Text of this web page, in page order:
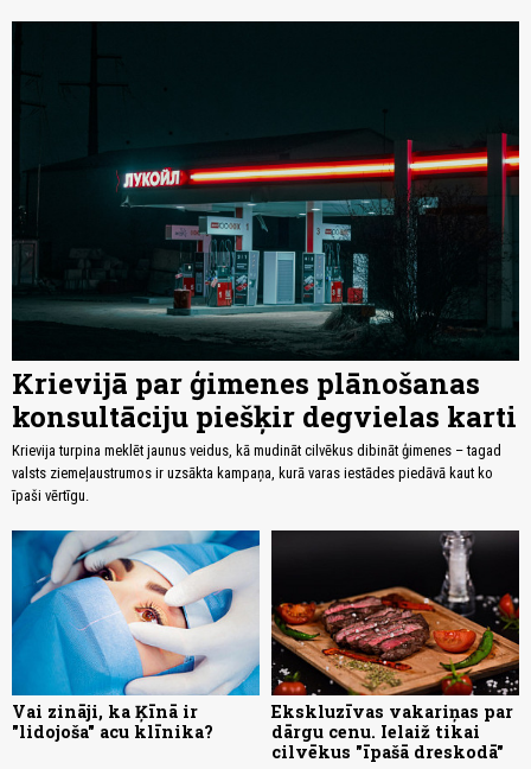
Krievijā par ģimenes plānošanas
konsultāciju piešķir degvielas karti
Krievija turpina meklēt jaunus veidus, kā mudināt cilvēkus dibināt ģimenes – tagad
valsts ziemeļaustrumos ir uzsākta kampaņa, kurā varas iestādes piedāvā kaut ko
īpaši vērtīgu.
Vai zināji, ka Ķīnā ir
"lidojoša" acu klīnika?
Ekskluzīvas vakariņas par
dārgu cenu. Ielaiž tikai
cilvēkus "īpašā dreskodā"